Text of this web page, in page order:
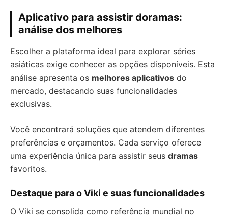
Aplicativo para assistir doramas:
análise dos melhores
Escolher a plataforma ideal para explorar séries
asiáticas exige conhecer as opções disponíveis. Esta
análise apresenta os melhores aplicativos do
mercado, destacando suas funcionalidades
exclusivas.
Você encontrará soluções que atendem diferentes
preferências e orçamentos. Cada serviço oferece
uma experiência única para assistir seus dramas
favoritos.
Destaque para o Viki e suas funcionalidades
O Viki se consolida como referência mundial no